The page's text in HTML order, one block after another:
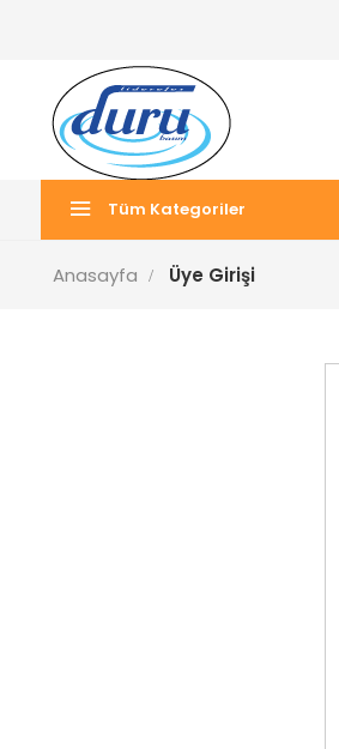
Tüm Kategoriler
Anasayfa Üye Girişi